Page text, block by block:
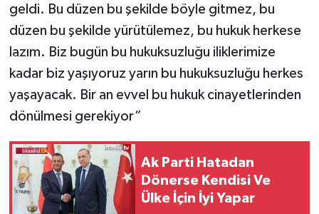
geldi. Bu düzen bu şekilde böyle gitmez, bu
düzen bu şekilde yürütülemez, bu hukuk herkese
lazım. Biz bugün bu hukuksuzluğu iliklerimize
kadar biz yaşıyoruz yarın bu hukuksuzluğu herkes
yaşayacak. Bir an evvel bu hukuk cinayetlerinden
dönülmesi gerekiyor”
Ak Parti Hatadan
Dönerse Kendisi Ve
Ülke İçin İyi Yapar